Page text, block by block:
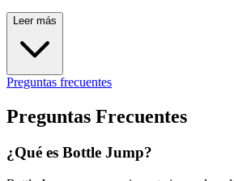
Leer más
Preguntas frecuentes
Preguntas Frecuentes
¿Qué es Bottle Jump?